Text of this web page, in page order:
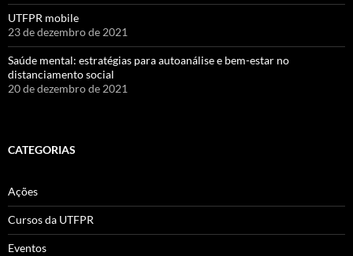
UTFPR mobile
23 de dezembro de 2021
Saúde mental: estratégias para autoanálise e bem-estar no
distanciamento social
20 de dezembro de 2021
CATEGORIAS
Ações
Cursos da UTFPR
Eventos